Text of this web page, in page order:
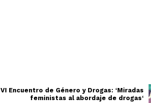
VI Encuentro de Género y Drogas: ‘Miradas
feministas al abordaje de drogas‘